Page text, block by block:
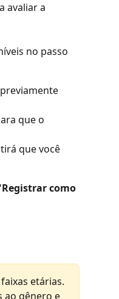
avaliar a
no passo
que o
que você
como
etárias.
ao gênero e